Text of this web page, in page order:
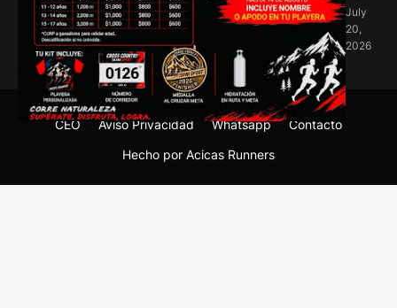
July
20,
2026
Hecho por Acicas Runners
CEO Aviso Privacidad Whatsapp Contacto